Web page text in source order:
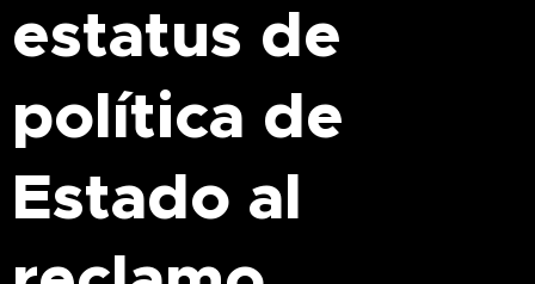
estatus de
política de
Estado al